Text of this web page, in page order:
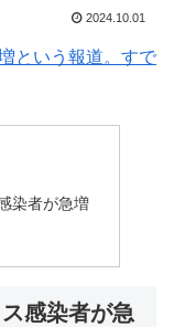
2024.10.01
という報道。すで
染者が急増
感染者が急